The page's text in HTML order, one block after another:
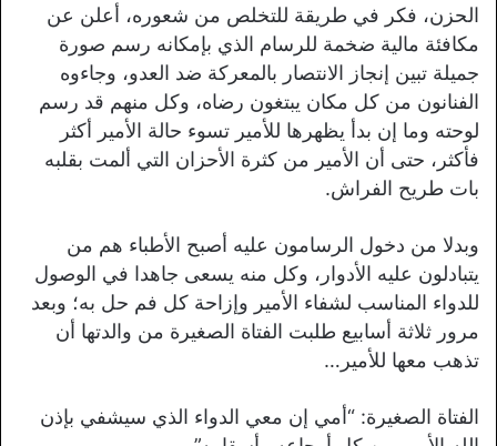
الحزن، فكر في طريقة للتخلص من شعوره، أعلن عن
مكافئة مالية ضخمة للرسام الذي بإمكانه رسم صورة
جميلة تبين إنجاز الانتصار بالمعركة ضد العدو، وجاءوه
الفنانون من كل مكان يبتغون رضاه، وكل منهم قد رسم
لوحته وما إن بدأ يظهرها للأمير تسوء حالة الأمير أكثر
فأكثر، حتى أن الأمير من كثرة الأحزان التي ألمت بقلبه
بات طريح الفراش.
وبدلا من دخول الرسامون عليه أصبح الأطباء هم من
يتبادلون عليه الأدوار، وكل منه يسعى جاهدا في الوصول
للدواء المناسب لشفاء الأمير وإزاحة كل فم حل به؛ وبعد
مرور ثلاثة أسابيع طلبت الفتاة الصغيرة من والدتها أن
تذهب معها للأمير…
الفتاة الصغيرة: “أمي إن معي الدواء الذي سيشفي بإذن